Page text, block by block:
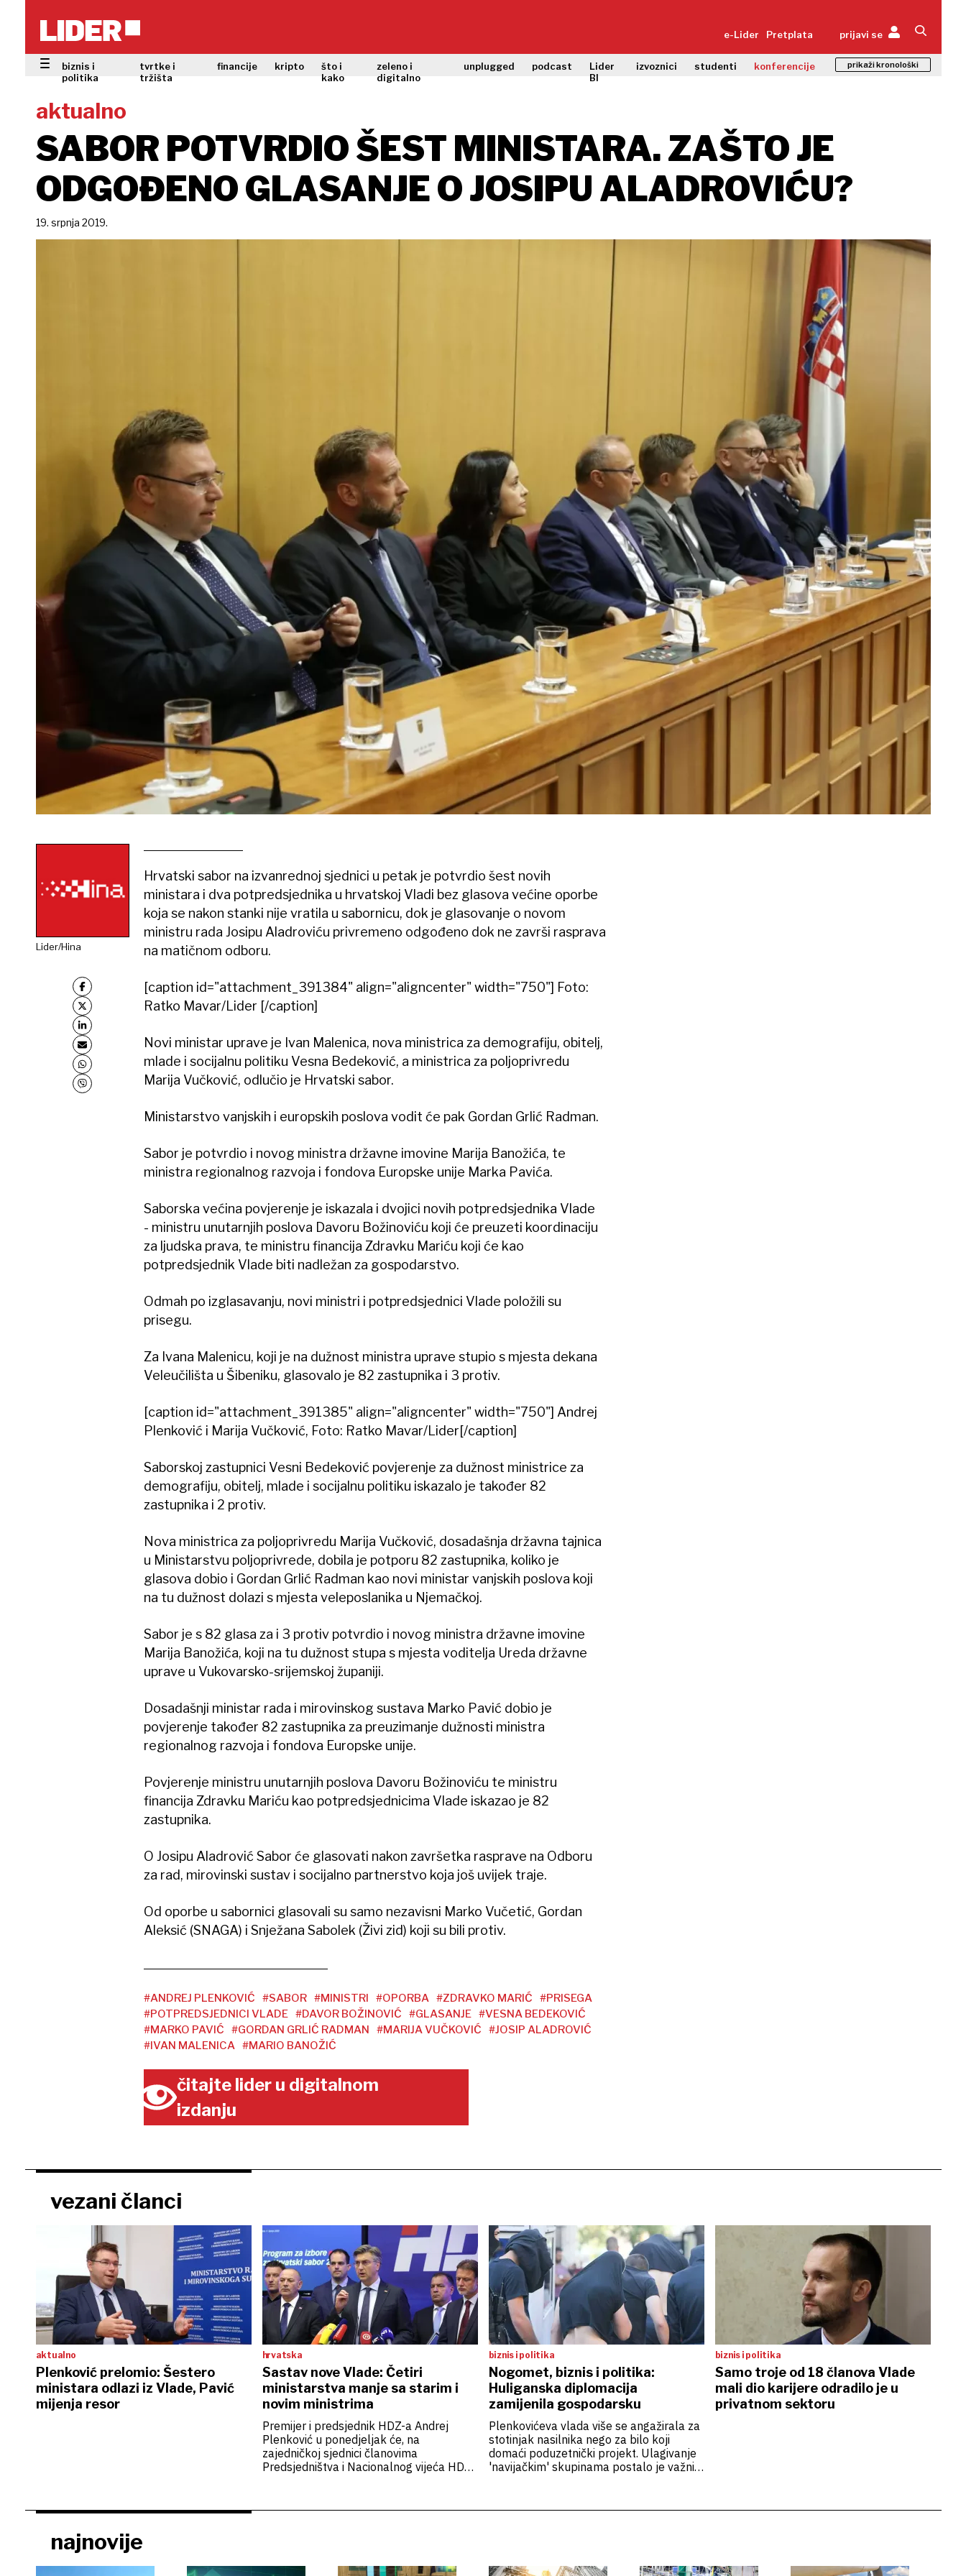
e-Lider Pretplata prijavi se
biznis i
politika
tvrtke i
tržišta
financije kripto
što i
kako
zeleno i
digitalno
unplugged podcast
Lider
BI
izvoznici studenti konferencije prikaži kronološki
aktualno
SABOR POTVRDIO ŠEST MINISTARA. ZAŠTO JE
ODGOĐENO GLASANJE O JOSIPU ALADROVIĆU?
19. srpnja 2019.
Lider/Hina
Hrvatski sabor na izvanrednoj sjednici u petak je potvrdio šest novih
ministara i dva potpredsjednika u hrvatskoj Vladi bez glasova većine oporbe
koja se nakon stanki nije vratila u sabornicu, dok je glasovanje o novom
ministru rada Josipu Aladroviću privremeno odgođeno dok ne završi rasprava
na matičnom odboru.
[caption id="attachment_391384" align="aligncenter" width="750"] Foto:
Ratko Mavar/Lider [/caption]
Novi ministar uprave je Ivan Malenica, nova ministrica za demografiju, obitelj,
mlade i socijalnu politiku Vesna Bedeković, a ministrica za poljoprivredu
Marija Vučković, odlučio je Hrvatski sabor.
Ministarstvo vanjskih i europskih poslova vodit će pak Gordan Grlić Radman.
Sabor je potvrdio i novog ministra državne imovine Marija Banožića, te
ministra regionalnog razvoja i fondova Europske unije Marka Pavića.
Saborska većina povjerenje je iskazala i dvojici novih potpredsjednika Vlade
- ministru unutarnjih poslova Davoru Božinoviću koji će preuzeti koordinaciju
za ljudska prava, te ministru financija Zdravku Mariću koji će kao
potpredsjednik Vlade biti nadležan za gospodarstvo.
Odmah po izglasavanju, novi ministri i potpredsjednici Vlade položili su
prisegu.
Za Ivana Malenicu, koji je na dužnost ministra uprave stupio s mjesta dekana
Veleučilišta u Šibeniku, glasovalo je 82 zastupnika i 3 protiv.
[caption id="attachment_391385" align="aligncenter" width="750"] Andrej
Plenković i Marija Vučković, Foto: Ratko Mavar/Lider[/caption]
Saborskoj zastupnici Vesni Bedeković povjerenje za dužnost ministrice za
demografiju, obitelj, mlade i socijalnu politiku iskazalo je također 82
zastupnika i 2 protiv.
Nova ministrica za poljoprivredu Marija Vučković, dosadašnja državna tajnica
u Ministarstvu poljoprivrede, dobila je potporu 82 zastupnika, koliko je
glasova dobio i Gordan Grlić Radman kao novi ministar vanjskih poslova koji
na tu dužnost dolazi s mjesta veleposlanika u Njemačkoj.
Sabor je s 82 glasa za i 3 protiv potvrdio i novog ministra državne imovine
Marija Banožića, koji na tu dužnost stupa s mjesta voditelja Ureda državne
uprave u Vukovarsko-srijemskoj županiji.
Dosadašnji ministar rada i mirovinskog sustava Marko Pavić dobio je
povjerenje također 82 zastupnika za preuzimanje dužnosti ministra
regionalnog razvoja i fondova Europske unije.
Povjerenje ministru unutarnjih poslova Davoru Božinoviću te ministru
financija Zdravku Mariću kao potpredsjednicima Vlade iskazao je 82
zastupnika.
O Josipu Aladrović Sabor će glasovati nakon završetka rasprave na Odboru
za rad, mirovinski sustav i socijalno partnerstvo koja još uvijek traje.
Od oporbe u sabornici glasovali su samo nezavisni Marko Vučetić, Gordan
Aleksić (SNAGA) i Snježana Sabolek (Živi zid) koji su bili protiv.
#ANDREJ PLENKOVIĆ #SABOR #MINISTRI #OPORBA #ZDRAVKO MARIĆ
#PRISEGA
#POTPREDSJEDNICI VLADE #DAVOR BOŽINOVIĆ #GLASANJE #VESNA BEDEKOVIĆ
#MARKO PAVIĆ
#GORDAN GRLIĆ RADMAN #MARIJA VUČKOVIĆ
#JOSIP ALADROVIĆ
#IVAN MALENICA #MARIO BANOŽIĆ
čitajte lider u digitalnom
izdanju
vezani članci
aktualno
Plenković prelomio: Šestero
ministara odlazi iz Vlade, Pavić
mijenja resor
hrvatska
Sastav nove Vlade: Četiri
ministarstva manje sa starim i
novim ministrima
Premijer i predsjednik HDZ-a Andrej
Plenković u ponedjeljak će, na
zajedničkoj sjednici članovima
Predsjedništva i Nacionalnog vijeća HDZ-
biznis i politika
Nogomet, biznis i politika:
Huliganska diplomacija
zamijenila gospodarsku
Plenkovićeva vlada više se angažirala za
stotinjak nasilnika nego za bilo koji
domaći poduzetnički projekt. Ulagivanje
'navijačkim' skupinama postalo je važnije
biznis i politika
Samo troje od 18 članova Vlade
mali dio karijere odradilo je u
privatnom sektoru
najnovije